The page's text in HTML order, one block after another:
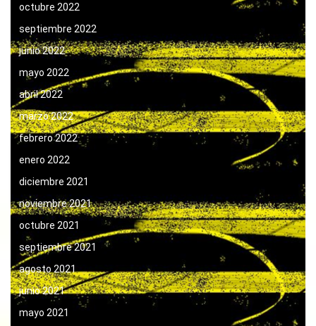
octubre 2022
septiembre 2022
junio 2022
mayo 2022
abril 2022
marzo 2022
febrero 2022
enero 2022
diciembre 2021
noviembre 2021
octubre 2021
septiembre 2021
agosto 2021
junio 2021
mayo 2021